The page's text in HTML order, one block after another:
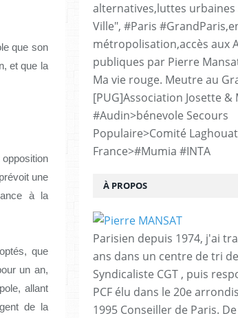
que son
et que la
une
à la
que
un an,
allant
de la
alternatives,luttes urbaines
Ville", #Paris
métropolisation,accès aux
publiques par Pierre
Ma vie rouge. Meutre au
[PUG]Association Josette &
#Audin>bénevole Secours
Populaire>Comité
France>#Mumia #INTA
À PROPOS
Parisien depuis 1974, j'ai
ans dans un centre de tri
Syndicaliste CGT , puis
PCF élu dans le 20e
1995 Conseiller de Paris.